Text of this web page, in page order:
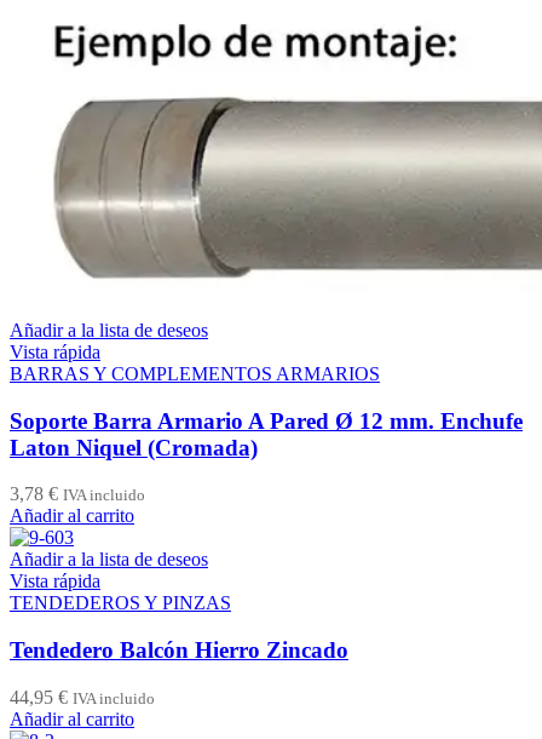
Añadir a la lista de deseos
Vista rápida
BARRAS Y COMPLEMENTOS ARMARIOS
Soporte Barra Armario A Pared Ø 12 mm. Enchufe
Laton Niquel (Cromada)
3,78 € IVA incluido
Añadir al carrito
Añadir a la lista de deseos
Vista rápida
TENDEDEROS Y PINZAS
Tendedero Balcón Hierro Zincado
44,95 € IVA incluido
Añadir al carrito